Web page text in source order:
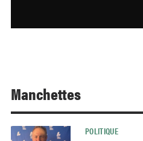
Manchettes
POLITIQUE